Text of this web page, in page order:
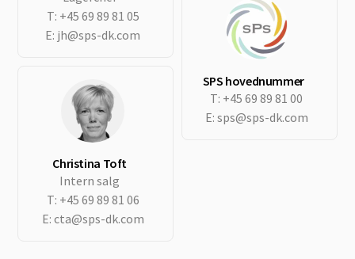
T: +45 69 89 81 05
E: jh@sps-dk.com
Christina Toft
Intern salg
T: +45 69 89 81 06
E: cta@sps-dk.com
SPS hovednummer
T: +45 69 89 81 00
E: sps@sps-dk.com